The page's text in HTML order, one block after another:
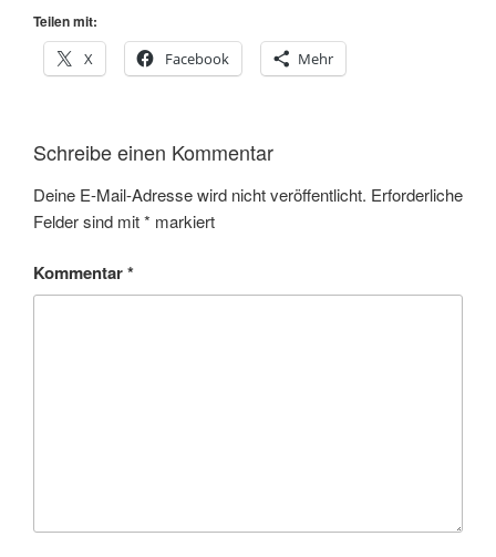
Teilen mit:
X
Facebook Mehr
Schreibe einen Kommentar
Deine E-Mail-Adresse wird nicht veröffentlicht. Erforderliche
Felder sind mit* markiert
Kommentar*